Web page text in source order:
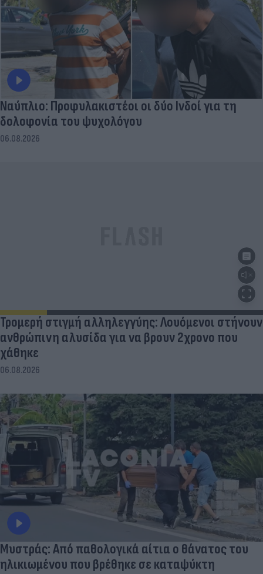
Ναύπλιο: Προφυλακιστέοι οι δύο Ινδοί για τη
δολοφονία του ψυχολόγου
06.08.2026
Τρομερή στιγμή αλληλεγγύης: Λουόμενοι στήνουν
ανθρώπινη αλυσίδα για να βρουν 2χρονο που
χάθηκε
06.08.2026
Μυστράς: Από παθολογικά αίτια ο θάνατος του
ηλικιωμένου που βρέθηκε σε καταψύκτη